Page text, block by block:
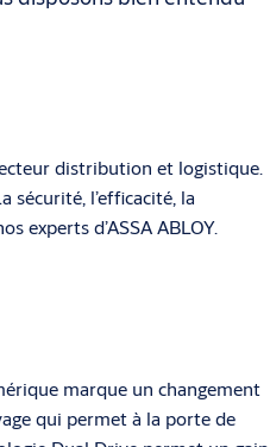
distribution et logistique.
sécurité, l’efficacité, la
d’ASSA ABLOY.
marque un changement
qui permet à la porte de